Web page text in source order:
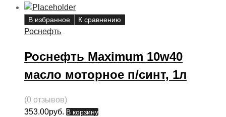
quantity
В избранное К сравнению
Роснефть
Роснефть Maximum 10w40
масло моторное п/синт, 1л
(0 отзывов)
353.00руб. В корзину